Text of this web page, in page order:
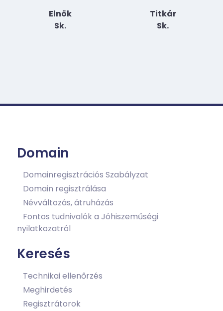
Elnök
Sk.
Titkár
Sk.
Domain
Domainregisztrációs Szabályzat
Domain regisztrálása
Névváltozás, átruházás
Fontos tudnivalók a Jóhiszeműségi
nyilatkozatról
Keresés
Technikai ellenőrzés
Meghirdetés
Regisztrátorok